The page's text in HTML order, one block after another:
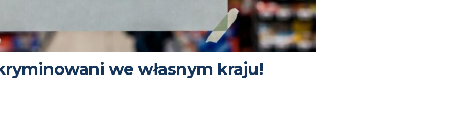
we własnym kraju!